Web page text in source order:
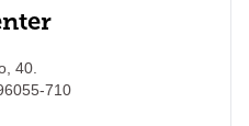
40.
710